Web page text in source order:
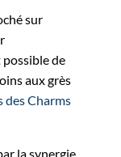
sur
de
aux grès
des Charms
la synergie